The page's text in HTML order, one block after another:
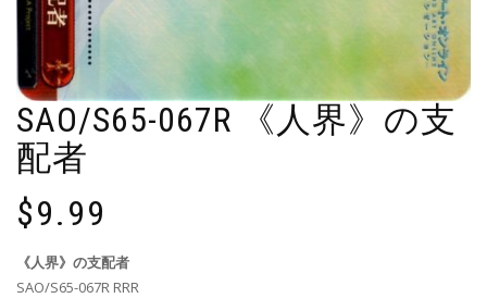
SAO/S65-067R 《人界》の支
配者
$9.99
《人界》の支配者
SAO/S65-067R RRR